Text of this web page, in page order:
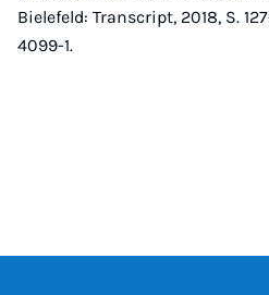
Bielefeld: Transcript, 2018, S.
4099-1.